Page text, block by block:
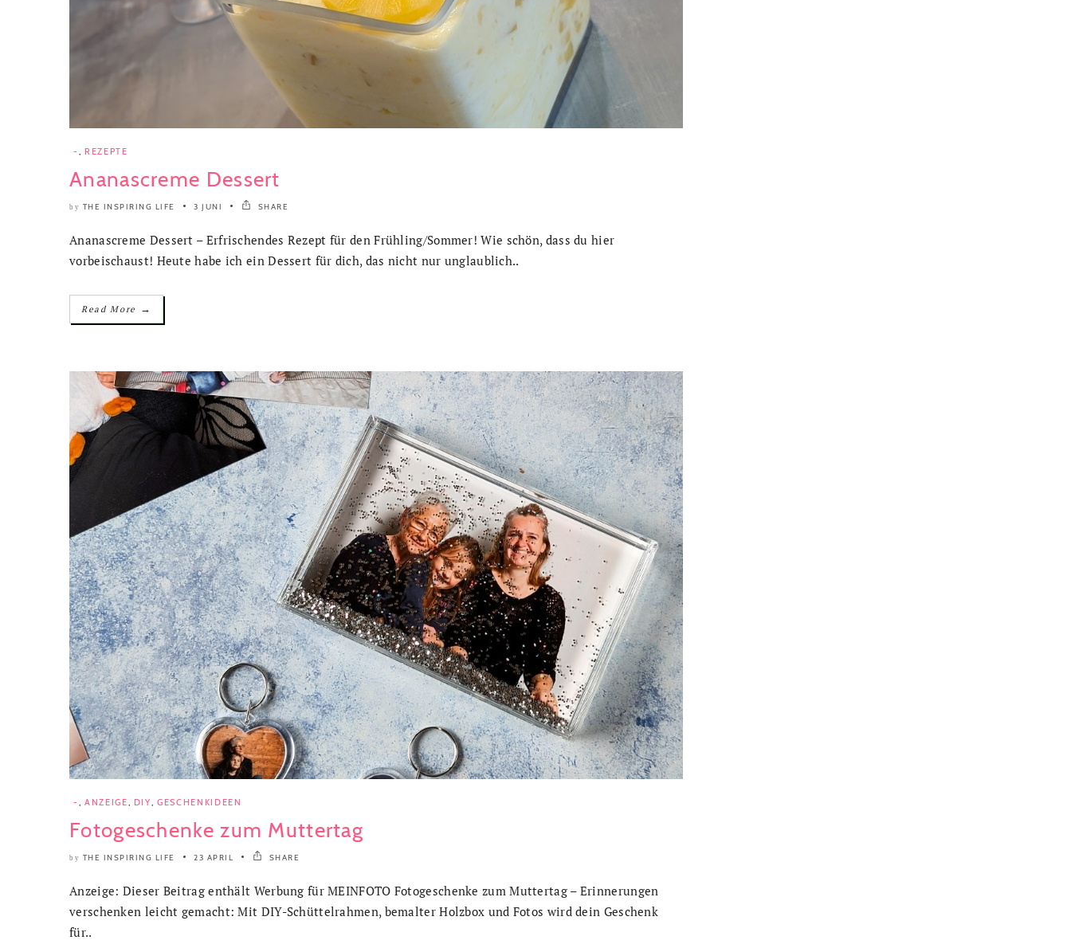
- REZEPTE
Ananascreme Dessert
by THE INSPIRING LIFE 3 JUNI SHARE
Ananascreme Dessert – Erfrischendes Rezept für den Frühling/Sommer! Wie schön, dass du hier
vorbeischaust! Heute habe ich ein Dessert für dich, das nicht nur unglaublich..
Read More →
- , ANZEIGE, DIY,GESCHENKIDEEN
Fotogeschenke zum Muttertag
by THE INSPIRING LIFE 23 APRIL SHARE
Anzeige: Dieser Beitrag enthält Werbung für MEINFOTO Fotogeschenke zum Muttertag – Erinnerungen
verschenken leicht gemacht: Mit DIY-Schüttelrahmen, bemalter Holzbox und Fotos wird dein Geschenk
für..